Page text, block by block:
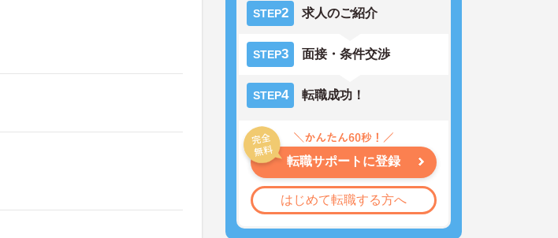
STEP2 求人のご紹介
STEP3 面接・条件交渉
STEP4 転職成功！
転職サポートに登録
はじめて転職する方へ